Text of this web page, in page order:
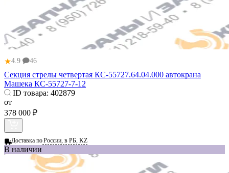
★4.9 46
Секция стрелы четвертая КС-55727.64.04.000 автокрана
Машека КС-55727-7-12
ID товара: 402879
от
378 000 ₽
Доставка поРоссии, в РБ, KZ
В наличии